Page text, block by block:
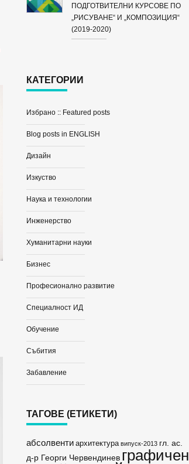
ПОДГОТВИТЕЛНИ КУРСОВЕ ПО
„РИСУВАНЕ“ И „КОМПОЗИЦИЯ“
(2019-2020)
КАТЕГОРИИ
Избрано :: Featured posts
Blog posts in ENGLISH
Дизайн
Изкуство
Наука и технологии
Инженерство
Хуманитарни науки
Бизнес
Професионално развитие
Специалност ИД
Обучение
Събития
Забавление
ТАГОВЕ (ЕТИКЕТИ)
абсолвенти архитектура випуск-2013 гл. ас.
д-р Георги Червендинев графичен